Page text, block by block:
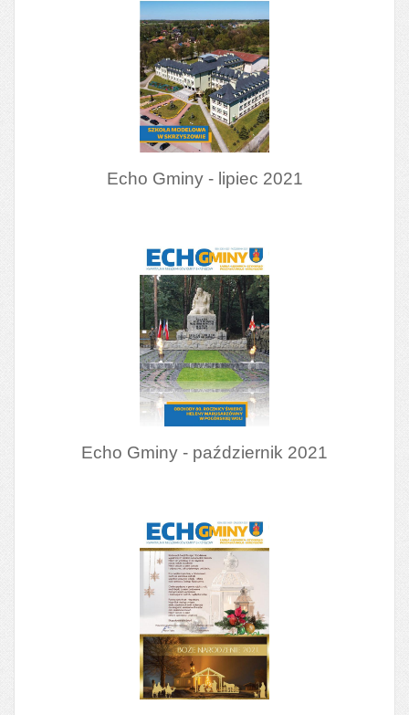
Echo Gminy - lipiec 2021
Echo Gminy - październik 2021